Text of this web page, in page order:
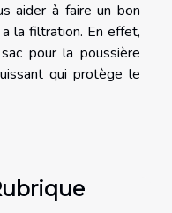
aider à faire un bon
a la filtration. En effet,
pour la poussière
qui protège le